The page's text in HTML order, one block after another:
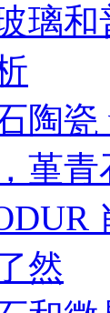
璃
陶瓷
堇
然